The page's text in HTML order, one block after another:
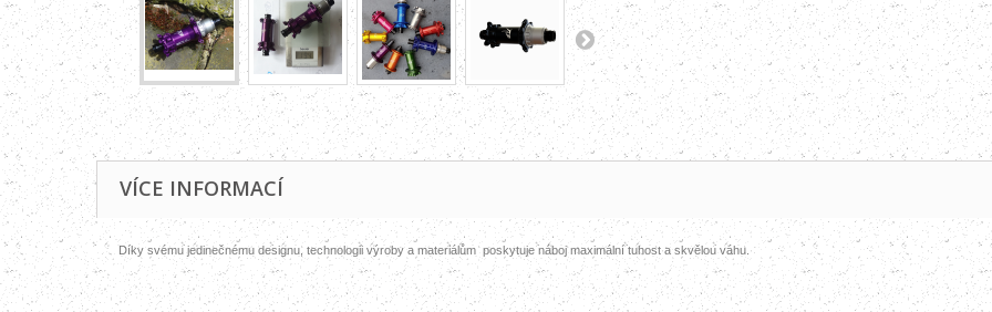
VÍCE INFORMACÍ
Díky svému jedinečnému designu, technologii výroby a materiálům poskytujenábojmaximální tuhost a skvělou váhu.